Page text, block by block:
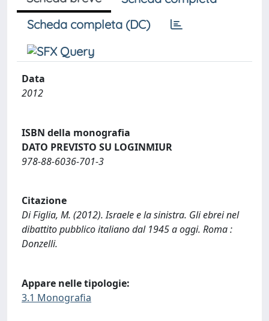
Scheda completa (DC)
Data
2012
ISBN della monografia
DATO PREVISTO SU LOGINMIUR
978-88-6036-701-3
Citazione
Di Figlia, M. (2012). Israele e la sinistra. Gli ebrei nel
dibattito pubblico italiano dal 1945 a oggi. Roma :
Donzelli.
Appare nelle tipologie:
3.1 Monografia